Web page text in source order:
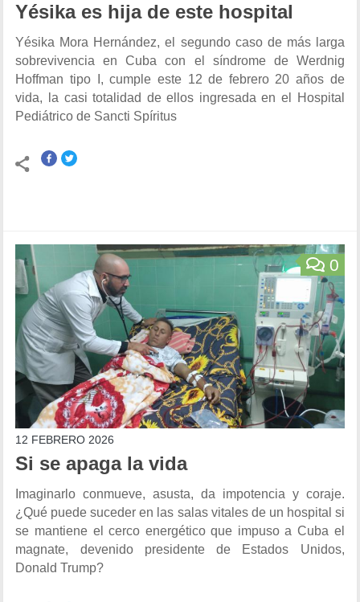
Yésika es hija de este hospital
Yésika Mora Hernández, el segundo caso de más larga
sobrevivencia en Cuba con el síndrome de Werdnig
Hoffman tipo I, cumple este 12 de febrero 20 años de
vida, la casi totalidad de ellos ingresada en el Hospital
Pediátrico de Sancti Spíritus
0
12 FEBRERO 2026
Si se apaga la vida
Imaginarlo conmueve, asusta, da impotencia y coraje.
¿Qué puede suceder en las salas vitales de un hospital si
se mantiene el cerco energético que impuso a Cuba el
magnate, devenido presidente de Estados Unidos,
Donald Trump?